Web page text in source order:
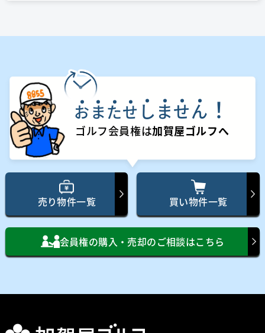
おまたせ し ません ！
ゴルフ会員権は加賀屋ゴルフへ
売り物件一覧 買い物件一覧
会員権の購入・売却のご相談はこちら